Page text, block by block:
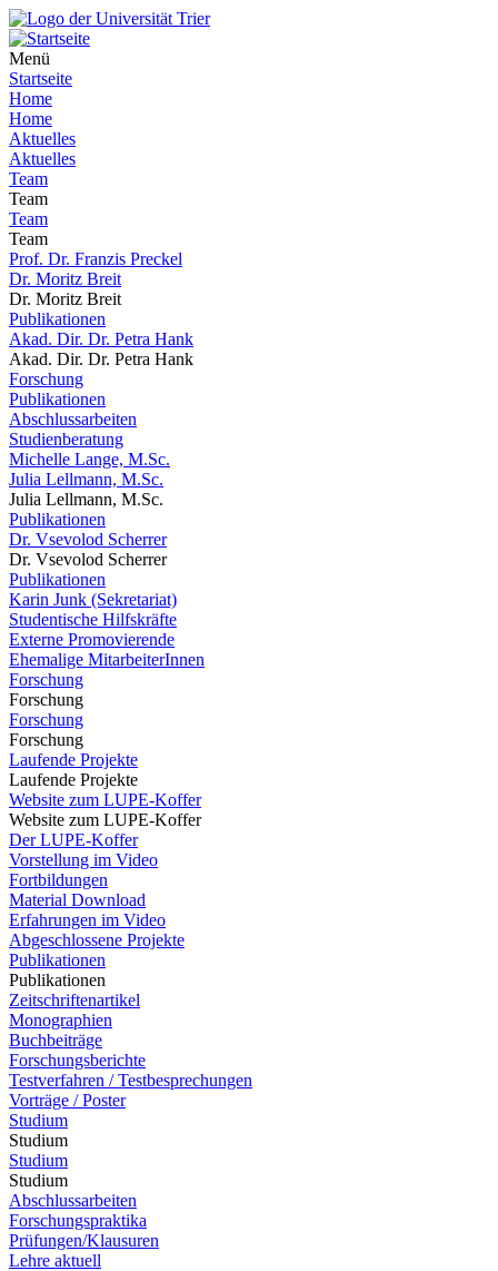
Menü
Startseite
Home
Home
Aktuelles
Aktuelles
Team
Team
Team
Team
Prof. Dr. Franzis Preckel
Dr. Moritz Breit
Dr. Moritz Breit
Publikationen
Akad. Dir. Dr. Petra Hank
Akad. Dir. Dr. Petra Hank
Forschung
Publikationen
Abschlussarbeiten
Studienberatung
Michelle Lange, M.Sc.
Julia Lellmann, M.Sc.
Julia Lellmann, M.Sc.
Publikationen
Dr. Vsevolod Scherrer
Dr. Vsevolod Scherrer
Publikationen
Karin Junk (Sekretariat)
Studentische Hilfskräfte
Externe Promovierende
Ehemalige MitarbeiterInnen
Forschung
Forschung
Forschung
Forschung
Laufende Projekte
Laufende Projekte
Website zum LUPE-Koffer
Website zum LUPE-Koffer
Der LUPE-Koffer
Vorstellung im Video
Fortbildungen
Material Download
Erfahrungen im Video
Abgeschlossene Projekte
Publikationen
Publikationen
Zeitschriftenartikel
Monographien
Buchbeiträge
Forschungsberichte
Testverfahren / Testbesprechungen
Vorträge / Poster
Studium
Studium
Studium
Studium
Abschlussarbeiten
Forschungspraktika
Prüfungen/Klausuren
Lehre aktuell